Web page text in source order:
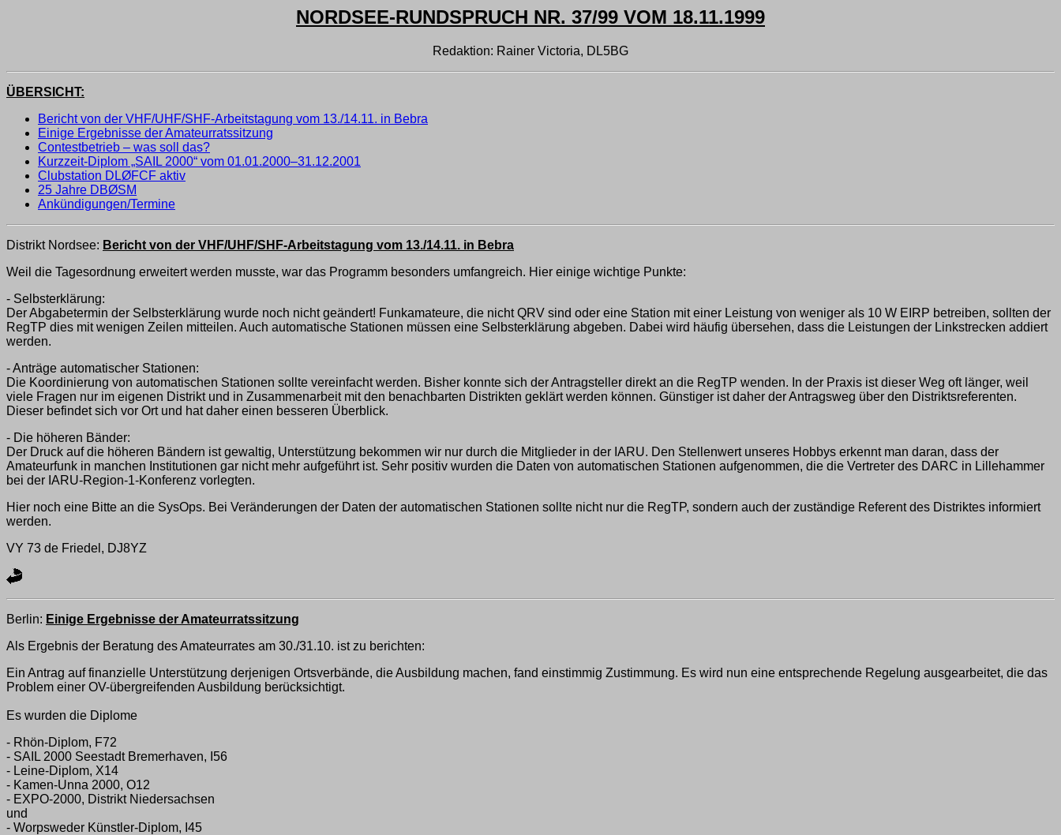
NORDSEE-RUNDSPRUCH NR. 37/99 VOM 18.11.1999
Redaktion: Rainer Victoria, DL5BG
ÜBERSICHT:
Bericht von der VHF/UHF/SHF-Arbeitstagung vom 13./14.11. in Bebra
Einige Ergebnisse der Amateurratssitzung
Contestbetrieb – was soll das?
Kurzzeit-Diplom „SAIL 2000“ vom 01.01.2000–31.12.2001
Clubstation DLØFCF aktiv
25 Jahre DBØSM
Ankündigungen/Termine
Distrikt Nordsee: Bericht von der VHF/UHF/SHF-Arbeitstagung vom 13./14.11. in Bebra
Weil die Tagesordnung erweitert werden musste, war das Programm besonders umfangreich. Hier einige wichtige Punkte:
- Selbsterklärung:
Der Abgabetermin der Selbsterklärung wurde noch nicht geändert! Funkamateure, die nicht QRV sind oder eine Station mit einer Leistung von weniger als 10 W EIRP betreiben, sollten der
RegTP dies mit wenigen Zeilen mitteilen. Auch automatische Stationen müssen eine Selbsterklärung abgeben. Dabei wird häufig übersehen, dass die Leistungen der Linkstrecken addiert
werden.
- Anträge automatischer Stationen:
Die Koordinierung von automatischen Stationen sollte vereinfacht werden. Bisher konnte sich der Antragsteller direkt an die RegTP wenden. In der Praxis ist dieser Weg oft länger, weil
viele Fragen nur im eigenen Distrikt und in Zusammenarbeit mit den benachbarten Distrikten geklärt werden können. Günstiger ist daher der Antragsweg über den Distriktsreferenten.
Dieser befindet sich vor Ort und hat daher einen besseren Überblick.
- Die höheren Bänder:
Der Druck auf die höheren Bändern ist gewaltig, Unterstützung bekommen wir nur durch die Mitglieder in der IARU. Den Stellenwert unseres Hobbys erkennt man daran, dass der
Amateurfunk in manchen Institutionen gar nicht mehr aufgeführt ist. Sehr positiv wurden die Daten von automatischen Stationen aufgenommen, die die Vertreter des DARC in Lillehammer
bei der IARU-Region-1-Konferenz vorlegten.
Hier noch eine Bitte an die SysOps. Bei Veränderungen der Daten der automatischen Stationen sollte nicht nur die RegTP, sondern auch der zuständige Referent des Distriktes informiert
werden.
VY 73 de Friedel, DJ8YZ
Berlin: Einige Ergebnisse der Amateurratssitzung
Als Ergebnis der Beratung des Amateurrates am 30./31.10. ist zu berichten:
Ein Antrag auf finanzielle Unterstützung derjenigen Ortsverbände, die Ausbildung machen, fand einstimmig Zustimmung. Es wird nun eine entsprechende Regelung ausgearbeitet, die das
Problem einer OV-übergreifenden Ausbildung berücksichtigt.
Es wurden die Diplome
- Rhön-Diplom, F72
- SAIL 2000 Seestadt Bremerhaven, I56
- Leine-Diplom, X14
- Kamen-Unna 2000, O12
- EXPO-2000, Distrikt Niedersachsen
und
- Worpsweder Künstler-Diplom, I45